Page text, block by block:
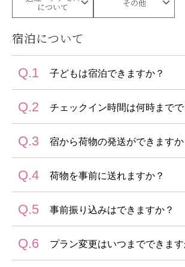
について その他
宿泊について
Q.1 子どもは宿泊できますか？
ご利用可能です。
Q.2 チェックイン時間は何時までで
17:00までのチェックインをお願いいた
ご到着が遅くなる場合はご連絡くださ
Q.3 宿から荷物の発送ができますか
可能です。
発送伝票をご用意しておりますので、
掛けください。
Q.4 荷物を事前に送れますか？
可能です。
お荷物の送り状に『ご予約者様のお名
日』を明記してお送りいただき、お荷
をお知らせください。
Q.5 事前振り込みはできますか？
ご予約時にクレジットカードによる事
おります。
Q.6 プラン変更はいつまでできます